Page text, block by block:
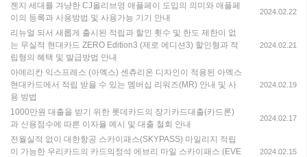
젠지 세대를 겨냥한 CJ올리브영 애플페이 도입의 의미와 애플페
이의 등록과 사용방법 및 사용가능 기기 안내
2024.02.22
리뉴얼 되서 새롭게 출시된 적립과 할인 횟수 및 한도 제한이 없
는 무실적 현대카드 ZERO Edition3 (제로 에디션3) 할인형과 적
립형의 혜택 및 발급방법 안내
2024.02.21
아메리칸 익스프레스 (아멕스) 센츄리온 디자인이 적용된 아멕스
현대카드에서 적립 받을 수 있는 멤버십 리워즈(MR) 안내 및 사
용 방법
2024.02.19
1000만원 대출을 받기 위한 롯데카드의 장기카드대출(카드론)
과 신용점수에 따른 이자율 예시 및 대출 철회 안내
2024.02.17
전월실적 없이 대한항공 스카이패스(SKYPASS) 마일리지 적립
이 가능한 우리카드의 카드의정석 에브리 마일 스카이패스 (EVE
2024.02.15